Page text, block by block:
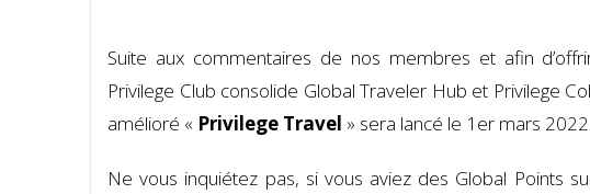
Suite aux commentaires de nos membres et afin
Privilege Club consolide Global Traveler Hub et Privilege
amélioré « Privilege Travel » sera lancé le 1er mars 2022.
Ne vous inquiétez pas, si vous aviez des Global Points